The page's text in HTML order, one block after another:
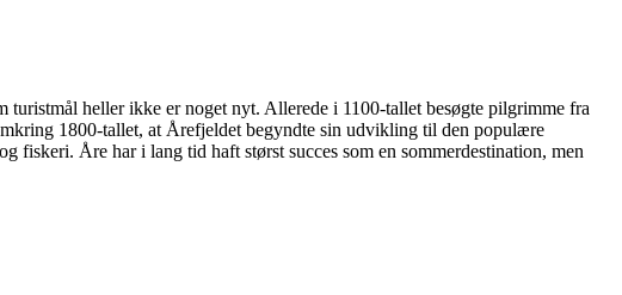
heller ikke er noget nyt. Allerede i 1100-tallet besøgte pilgrimme fra
1800-tallet, at Årefjeldet begyndte sin udvikling til den populære
fiskeri. Åre har i lang tid haft størst succes som en sommerdestination, men